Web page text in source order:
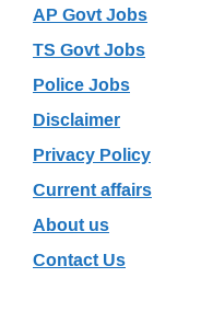
AP Govt Jobs
TS Govt Jobs
Police Jobs
Disclaimer
Privacy Policy
Current affairs
About us
Contact Us